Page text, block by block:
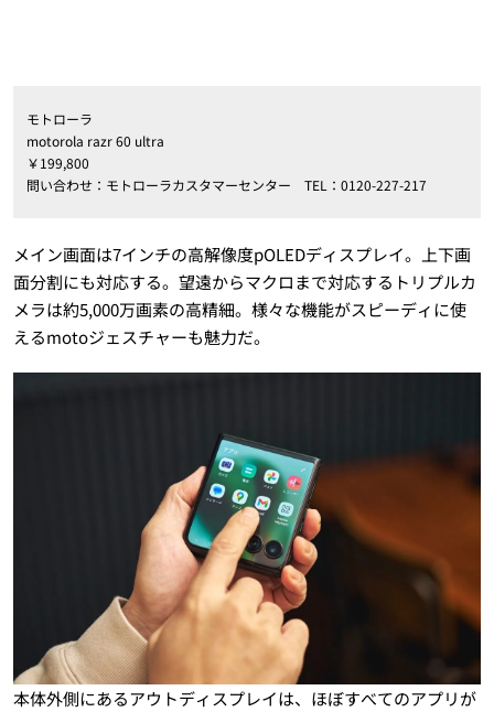
モトローラ
motorola razr 60 ultra
￥199,800
問い合わせ：モトローラカスタマーセンター TEL：0120-227-217
メイン画面は7インチの高解像度pOLEDディスプレイ。上下画
面分割にも対応する。望遠からマクロまで対応するトリプルカ
メラは約5,000万画素の高精細。様々な機能がスピーディに使
えるmotoジェスチャーも魅力だ。
本体外側にあるアウトディスプレイは、ほぼすべてのアプリが